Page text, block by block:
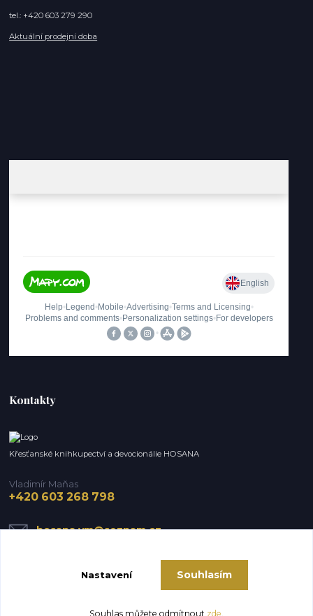
tel.: +420 603 279 290
Aktuální prodejní doba
Kontakty
Křesťanské knihkupectví a devocionálie HOSANA
Vladimír Maňas
+420 603 268 798
hosana.vm@seznam.cz
Nastavení Souhlasím
Souhlas můžete odmítnout zde